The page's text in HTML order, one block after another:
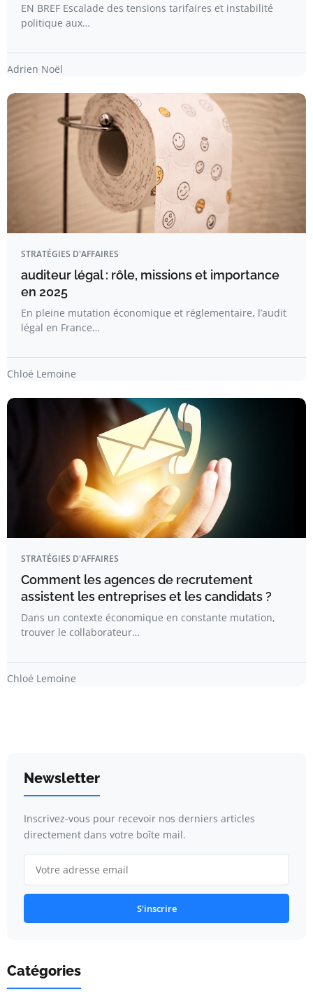
EN BREF Escalade des tensions tarifaires et instabilité
politique aux…
Adrien Noël
STRATÉGIES D'AFFAIRES
auditeur légal : rôle, missions et importance
en 2025
En pleine mutation économique et réglementaire, l’audit
légal en France…
Chloé Lemoine
STRATÉGIES D'AFFAIRES
Comment les agences de recrutement
assistent les entreprises et les candidats ?
Dans un contexte économique en constante mutation,
trouver le collaborateur…
Chloé Lemoine
Newsletter
Inscrivez-vous pour recevoir nos derniers articles
directement dans votre boîte mail.
S'inscrire
Catégories